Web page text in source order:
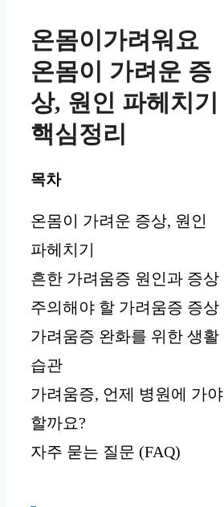
온몸이가려워요
온몸이 가려운 증
상, 원인 파헤치기
핵심정리
목차
온몸이 가려운 증상, 원인
파헤치기
흔한 가려움증 원인과 증상
주의해야 할 가려움증 증상
가려움증 완화를 위한 생활
습관
가려움증, 언제 병원에 가야
할까요?
자주 묻는 질문 (FAQ)